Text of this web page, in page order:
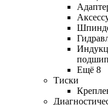
Ещё 8
Тиски